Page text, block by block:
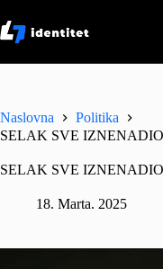
to
content
Naslovna
Politika
SELAK SVE
SELAK SVE
18. Marta. 2025